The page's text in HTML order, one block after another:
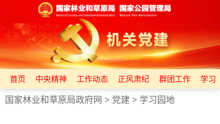
首页 中央精神 工作动态 正风肃纪 群团工作 学习
国家林业和草原局政府网 > 党建 > 学习园地